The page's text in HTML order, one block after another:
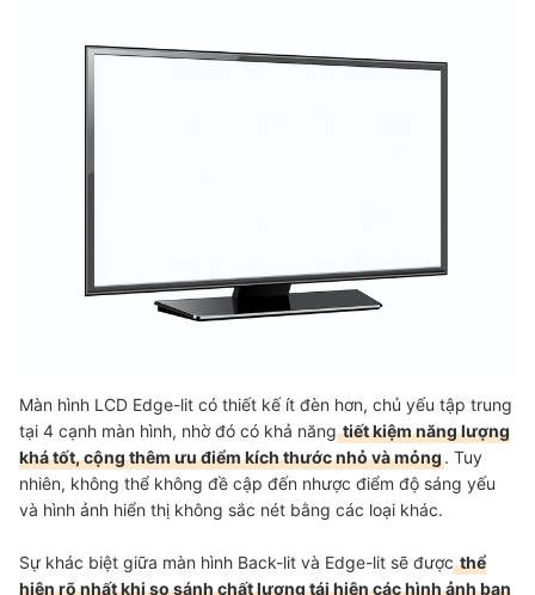
Màn hình LCD Edge-lit có thiết kế ít đèn hơn, chủ yếu tập trung
tại 4 cạnh màn hình, nhờ đó có khả năngtiết kiệm năng lượng
khá tốt, cộng thêm ưu điểm kích thước nhỏ và mỏng. Tuy
nhiên, không thể không đề cập đến nhược điểm độ sáng yếu
và hình ảnh hiển thị không sắc nét bằng các loại khác.
Sự khác biệt giữa màn hình Back-lit và Edge-lit sẽ đượcthể
hiện rõ nhất khi so sánh chất lượng tái hiện các hình ảnh ban